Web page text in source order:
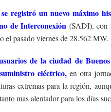
registró un nuevo máximo
de Interconexión (SADI), con
el pasado viernes de 28.562 MW.
de la ciudad de
eléctrico,en otra
extremas para la región,
mas alentador para los días